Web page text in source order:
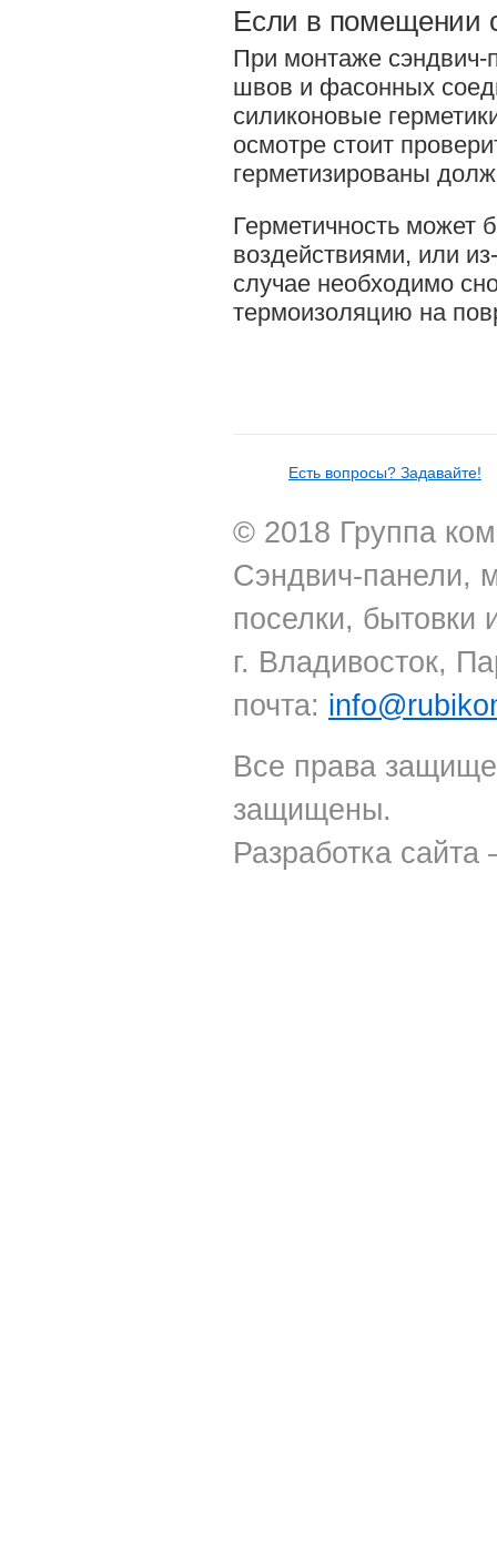
Если в помещении
При монтаже
швов и фасонных
силиконовые
осмотре стоит
герметизированы
Герметичность может
воздействиями, или
случае необходимо
термоизоляцию на
Есть вопросы? Задавайте!
© 2018 Группа
Сэндвич-панели,
поселки, бытовки
г. Владивосток,
почта:
Все права
защищены.
Разработка